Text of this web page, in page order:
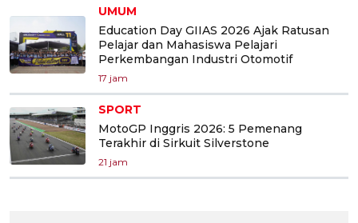
UMUM
Education Day GIIAS 2026 Ajak Ratusan
Pelajar dan Mahasiswa Pelajari
Perkembangan Industri Otomotif
17 jam
SPORT
MotoGP Inggris 2026: 5 Pemenang
Terakhir di Sirkuit Silverstone
21 jam